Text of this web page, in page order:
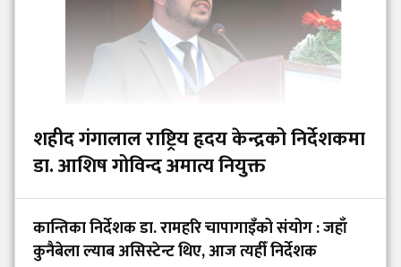
शहीद गंगालाल राष्ट्रिय हृदय केन्द्रको निर्देशकमा
डा. आशिष गोविन्द अमात्य नियुक्त
कान्तिका निर्देशक डा. रामहरि चापागाइँको संयोग : जहाँ
कुनैबेला ल्याब असिस्टेन्ट थिए, आज त्यहीँ निर्देशक